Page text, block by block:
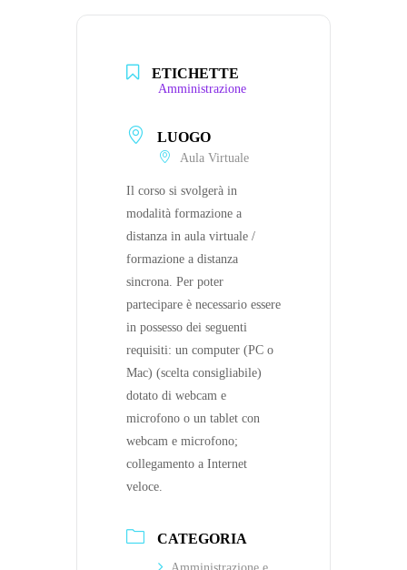
ETICHETTE
Amministrazione
LUOGO
Aula Virtuale
Il corso si svolgerà in
modalità formazione a
distanza in aula virtuale /
formazione a distanza
sincrona. Per poter
partecipare è necessario essere
in possesso dei seguenti
requisiti: un computer (PC o
Mac) (scelta consigliabile)
dotato di webcam e
microfono o un tablet con
webcam e microfono;
collegamento a Internet
veloce.
CATEGORIA